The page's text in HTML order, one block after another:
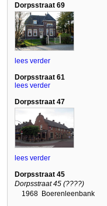
Dorpsstraat 69
lees verder
Dorpsstraat 61
lees verder
Dorpsstraat 47
lees verder
Dorpsstraat 45
Dorpsstraat 45 (????)
1968 Boerenleenbank